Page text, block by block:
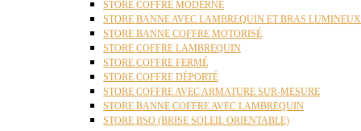
STORE COFFRE MODERNE
STORE BANNE AVEC LAMBREQUIN ET BRAS LUMINEUX
STORE BANNE COFFRE MOTORISÉ
STORE COFFRE LAMBREQUIN
STORE COFFRE FERMÉ
STORE COFFRE DÉPORTÉ
STORE COFFRE AVEC ARMATURE SUR-MESURE
STORE BANNE COFFRE AVEC LAMBREQUIN
STORE BSO (BRISE SOLEIL ORIENTABLE)